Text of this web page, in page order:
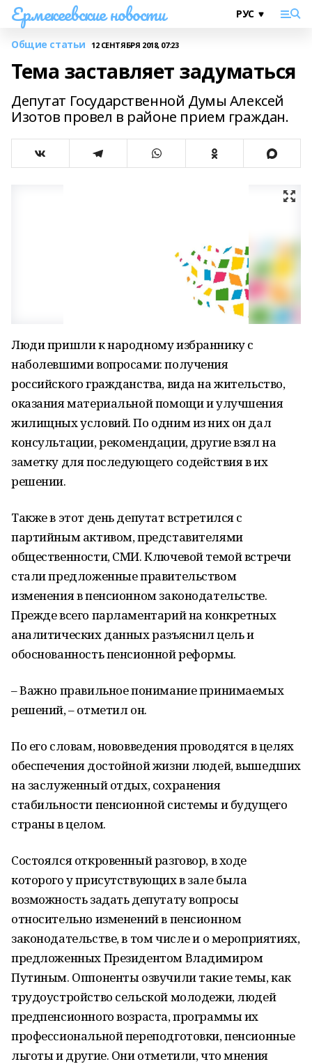
Ермекеевские новости
Общие статьи 12 СЕНТЯБРЯ 2018, 07:23
Тема заставляет задуматься
Депутат Государственной Думы Алексей
Изотов провел в районе прием граждан.
Люди пришли к народному избраннику с
наболевшими вопросами: получения
российского гражданства, вида на жительство,
оказания материальной помощи и улучшения
жилищных условий. По одним из них он дал
консультации, рекомендации, другие взял на
заметку для последующего содействия в их
решении.
Также в этот день депутат встретился с
партийным активом, представителями
общественности, СМИ. Ключевой темой встречи
стали предложенные правительством
изменения в пенсионном законодательстве.
Прежде всего парламентарий на конкретных
аналитических данных разъяснил цель и
обоснованность пенсионной реформы.
– Важно правильное понимание принимаемых
решений, – отметил он.
По его словам, нововведения проводятся в целях
обеспечения достойной жизни людей, вышедших
на заслуженный отдых, сохранения
стабильности пенсионной системы и будущего
страны в целом.
Состоялся откровенный разговор, в ходе
которого у присутствующих в зале была
возможность задать депутату вопросы
относительно изменений в пенсионном
законодательстве, в том числе и о мероприятиях,
предложенных Президентом Владимиром
Путиным. Оппоненты озвучили такие темы, как
трудоустройство сельской молодежи, людей
предпенсионного возраста, программы их
профессиональной переподготовки, пенсионные
льготы и другие. Они отметили, что мнения